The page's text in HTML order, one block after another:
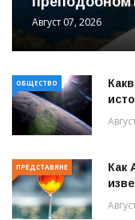
Август 07, 2026
ОБЩЕСТВО
ПРЕДСТАВЯНЕ
Как